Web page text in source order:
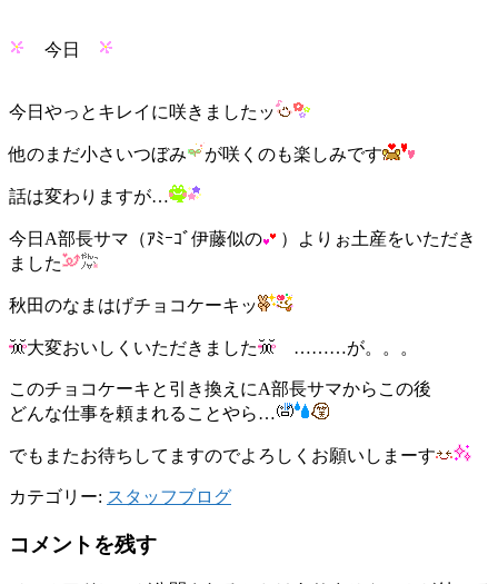
今日
今日やっとキレイに咲きましたッ
他のまだ小さいつぼみ が咲くのも楽しみです
話は変わりますが…
今日A部長サマ（ｱﾐｰｺﾞ伊藤似の
）よりぉ土産をいただき
ました
秋田のなまはげチョコケーキッ
大変おいしくいただきました ………が。。。
このチョコケーキと引き換えにA部長サマからこの後
どんな仕事を頼まれることやら…
でもまたお待ちしてますのでよろしくお願いしまーす
カテゴリー: スタッフブログ
コメントを残す